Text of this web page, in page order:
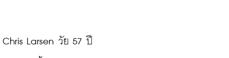
Chris Larsen วัย 57 ปี